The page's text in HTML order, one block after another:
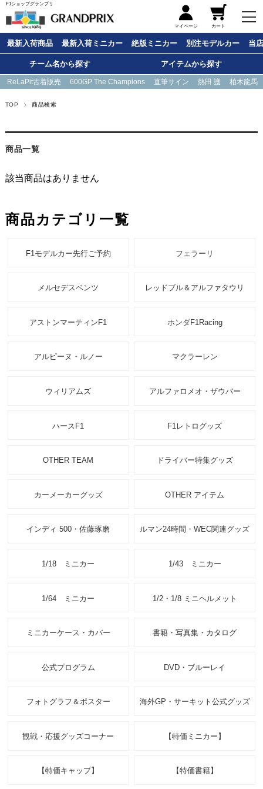
F1ショップグランプリ
マイページ カート
最新入荷商品 最新入荷ミニカー 絶版ミニカー 別注モデルカー 当
チーム名から探す アイテムから探す
ReLaPit古着販売 600GP The Champions 直筆サイン 熱田 護 柏木龍馬
TOP 商品検索
商品一覧
該当商品はありません
商品カテゴリ一覧
F1モデルカー先行ご予約 フェラーリ
メルセデスベンツ レッドブル＆アルファタウリ
アストンマーティンF1 ホンダF1Racing
アルピーヌ・ルノー マクラーレン
ウィリアムズ アルファロメオ・ザウバー
ハースF1 F1レトログッズ
OTHER TEAM ドライバー特集グッズ
カーメーカーグッズ OTHER アイテム
インディ 500・佐藤琢磨 ルマン24時間・WEC関連グッズ
1/18 ミニカー 1/43 ミニカー
1/64 ミニカー 1/2・1/8 ミニヘルメット
ミニカーケース・カバー 書籍・写真集・カタログ
公式プログラム DVD・ブルーレイ
フォトグラフ＆ポスター 海外GP・サーキット公式グッズ
観戦・応援グッズコーナー 【特価ミニカー】
【特価キャップ】 【特価書籍】